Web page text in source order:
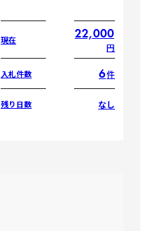
現在 22,000
円
入札件数 6件
残り日数 なし